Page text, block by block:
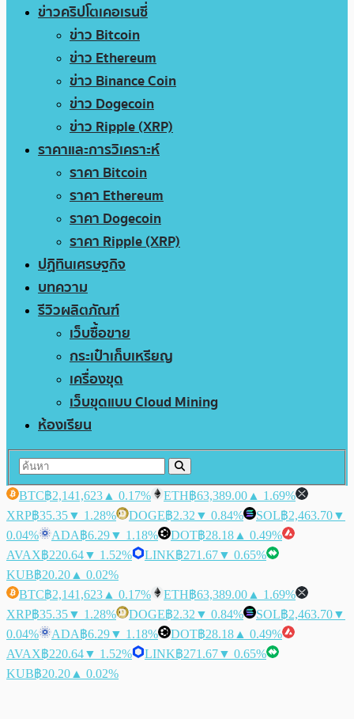
ข่าวคริปโตเคอเรนซี่
ข่าว Bitcoin
ข่าว Ethereum
ข่าว Binance Coin
ข่าว Dogecoin
ข่าว Ripple (XRP)
ราคาและการวิเคราะห์
ราคา Bitcoin
ราคา Ethereum
ราคา Dogecoin
ราคา Ripple (XRP)
ปฏิทินเศรษฐกิจ
บทความ
รีวิวผลิตภัณฑ์
เว็บซื้อขาย
กระเป๋าเก็บเหรียญ
เครื่องขุด
เว็บขุดแบบ Cloud Mining
ห้องเรียน
BTC฿2,141,623 ▲ 0.17% ETH฿63,389.00 ▲ 1.69%
XRP฿35.35▼ 1.28% DOGE฿2.32 ▼ 0.84% SOL฿2,463.70▼
0.04%
ADA฿6.29▼ 1.18% DOT฿28.18 ▲ 0.49%
AVAX฿220.64▼ 1.52% LINK฿271.67▼ 0.65%
KUB฿20.20 ▲ 0.02%
BTC฿2,141,623 ▲ 0.17% ETH฿63,389.00 ▲ 1.69%
XRP฿35.35▼ 1.28% DOGE฿2.32 ▼ 0.84% SOL฿2,463.70▼
0.04%
ADA฿6.29▼ 1.18% DOT฿28.18 ▲ 0.49%
AVAX฿220.64▼ 1.52% LINK฿271.67▼ 0.65%
KUB฿20.20 ▲ 0.02%